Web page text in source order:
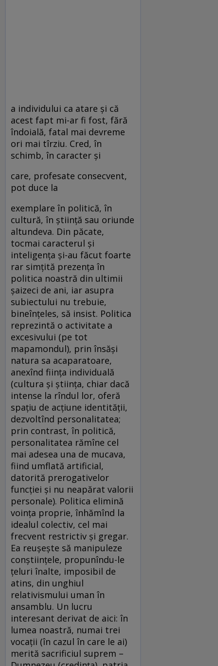
a individului ca atare şi că
acest fapt mi-ar fi fost, fără
îndoială, fatal mai devreme
ori mai tîrziu. Cred, în
schimb, în caracter şi
care, profesate consecvent,
pot duce la
exemplare în politică, în
cultură, în ştiinţă sau oriunde
altundeva. Din păcate,
tocmai caracterul şi
inteligenţa şi-au făcut foarte
rar simţită prezenţa în
politica noastră din ultimii
şaizeci de ani, iar asupra
subiectului nu trebuie,
bineînţeles, să insist. Politica
reprezintă o activitate a
excesivului (pe tot
mapamondul), prin însăşi
natura sa acaparatoare,
anexînd fiinţa individuală
(cultura şi ştiinţa, chiar dacă
intense la rîndul lor, oferă
spaţiu de acţiune identităţii,
dezvoltînd personalitatea;
prin contrast, în politică,
personalitatea rămîne cel
mai adesea una de mucava,
fiind umflată artificial,
datorită prerogativelor
funcţiei şi nu neapărat valorii
personale). Politica elimină
voinţa proprie, înhămînd la
idealul colectiv, cel mai
frecvent restrictiv şi gregar.
Ea reuşeşte să manipuleze
conştiinţele, propunîndu-le
ţeluri înalte, imposibil de
atins, din unghiul
relativismului uman în
ansamblu. Un lucru
interesant derivat de aici: în
lumea noastră, numai trei
vocaţii (în cazul în care le ai)
merită sacrificiul suprem –